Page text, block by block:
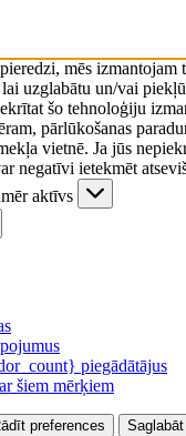
mēs izmantojam
uzglabātu un/vai
šo tehnoloģiju
pārlūkošanas
vietnē. Ja jūs
negatīvi ietekmēt
aktīvs
piegādātājus
šiem mērķiem
preferences